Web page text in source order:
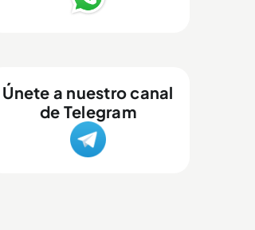
Únete a nuestro canal
de Telegram